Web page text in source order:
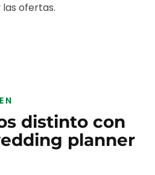
ofertas.
distinto con
planner